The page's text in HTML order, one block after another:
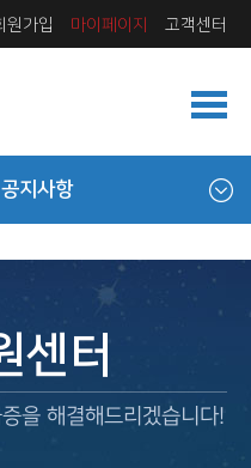
원가입 마이페이지 고객센터
공지사항
센터
을 해결해드리겠습니다!